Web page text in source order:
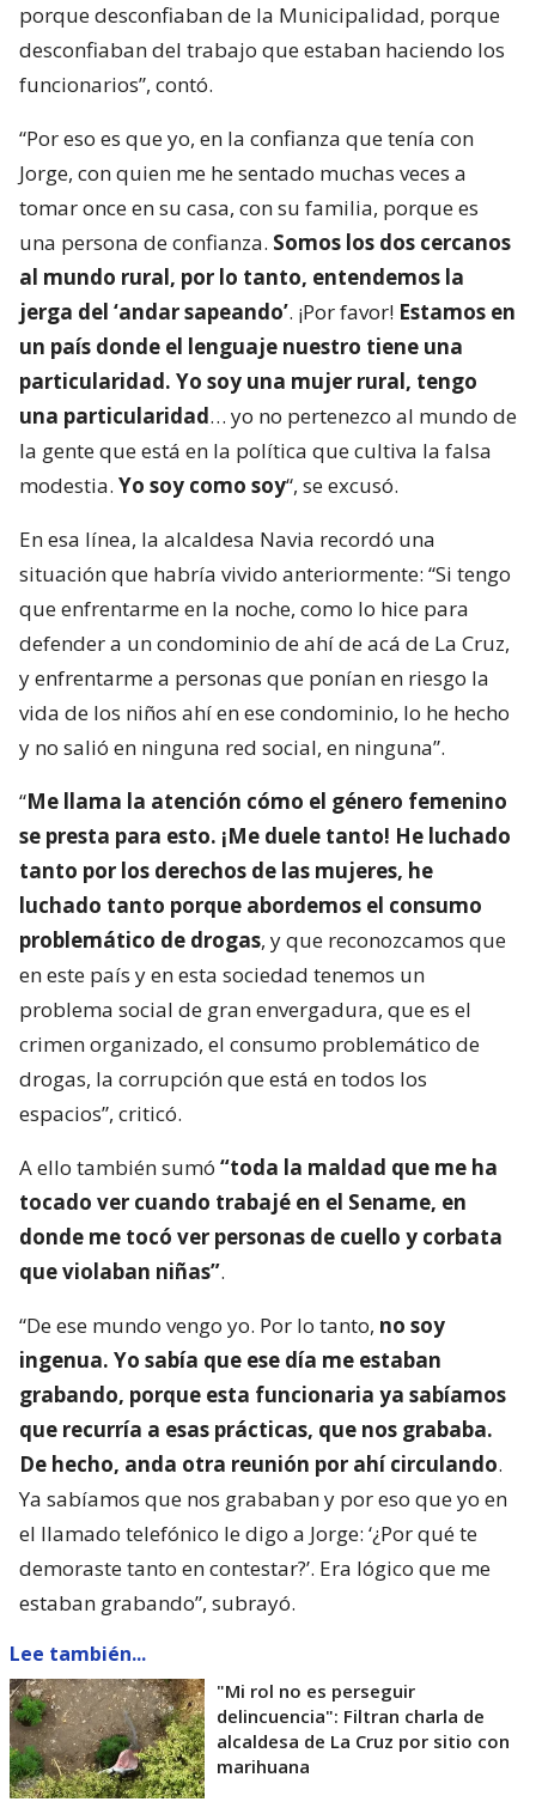
porque desconfiaban de la Municipalidad, porque
desconfiaban del trabajo que estaban haciendo los
funcionarios”, contó.
“Por eso es que yo, en la confianza que tenía con
Jorge, con quien me he sentado muchas veces a
tomar once en su casa, con su familia, porque es
una persona de confianza. Somos los dos cercanos
al mundo rural, por lo tanto, entendemos la
jerga del ‘andar sapeando’. ¡Por favor! Estamos en
un país donde el lenguaje nuestro tiene una
particularidad. Yo soy una mujer rural, tengo
una particularidad… yo no pertenezco al mundo de
la gente que está en la política que cultiva la falsa
modestia. Yo soy como soy“, se excusó.
En esa línea, la alcaldesa Navia recordó una
situación que habría vivido anteriormente: “Si tengo
que enfrentarme en la noche, como lo hice para
defender a un condominio de ahí de acá de La Cruz,
y enfrentarme a personas que ponían en riesgo la
vida de los niños ahí en ese condominio, lo he hecho
y no salió en ninguna red social, en ninguna”.
“Me llama la atención cómo el género femenino
se presta para esto. ¡Me duele tanto! He luchado
tanto por los derechos de las mujeres, he
luchado tanto porque abordemos el consumo
problemático de drogas, y que reconozcamos que
en este país y en esta sociedad tenemos un
problema social de gran envergadura, que es el
crimen organizado, el consumo problemático de
drogas, la corrupción que está en todos los
espacios”, criticó.
A ello también sumó “toda la maldad que me ha
tocado ver cuando trabajé en el Sename, en
donde me tocó ver personas de cuello y corbata
que violaban niñas”.
“De ese mundo vengo yo. Por lo tanto, no soy
ingenua. Yo sabía que ese día me estaban
grabando, porque esta funcionaria ya sabíamos
que recurría a esas prácticas, que nos grababa.
De hecho, anda otra reunión por ahí circulando.
Ya sabíamos que nos grababan y por eso que yo en
el llamado telefónico le digo a Jorge: ‘¿Por qué te
demoraste tanto en contestar?’. Era lógico que me
estaban grabando”, subrayó.
Lee también...
"Mi rol no es perseguir
delincuencia": Filtran charla de
alcaldesa de La Cruz por sitio con
marihuana